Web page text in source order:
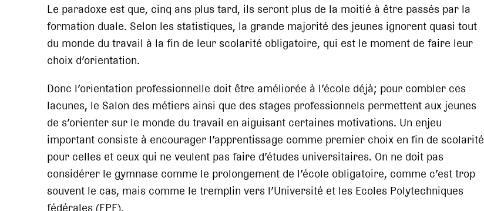
Le paradoxe est que, cinq ans plus tard, ils seront plus de la moitié à être passés par la
formation duale. Selon les statistiques, la grande majorité des jeunes ignorent quasi tout
du monde du travail à la fin de leur scolarité obligatoire, qui est le moment de faire leur
choix d’orientation.
Donc l’orientation professionnelle doit être améliorée à l’école déjà; pour combler ces
lacunes, le Salon des métiers ainsi que des stages professionnels permettent aux jeunes
de s’orienter sur le monde du travail en aiguisant certaines motivations. Un enjeu
important consiste à encourager l’apprentissage comme premier choix en fin de scolarité
pour celles et ceux qui ne veulent pas faire d’études universitaires. On ne doit pas
considérer le gymnase comme le prolongement de l’école obligatoire, comme c’est trop
souvent le cas, mais comme le tremplin vers l’Université et les Ecoles Polytechniques